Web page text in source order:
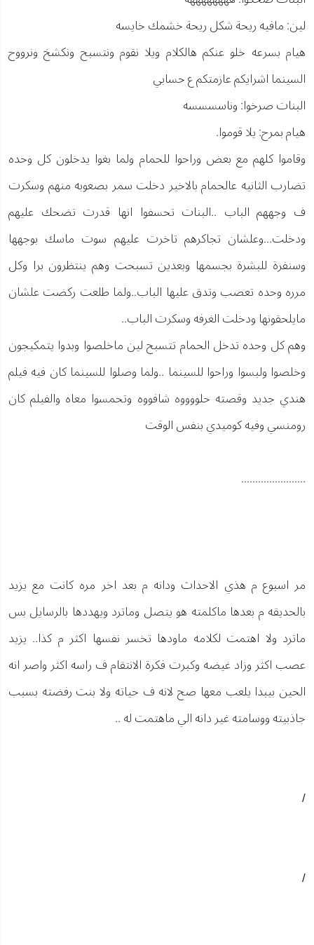
لين: مافيه ريحة شكل ريحة خشمك خايسه
هيام بسرعه خلو عنكم هالكلام ويلا نقوم ونتسبح ونكشخ ونرووح
السينما اشرايكم عازمتكم ع حسابي
البنات صرخوا: وناسسسسه
هيام بمرح: يلا قوموا.
وقاموا كلهم مع بعض وراحوا للحمام ولما بغوا يدخلون كل وحده
تضارب الثانيه عالحمام بالاخير دخلت سمر بصعوبه منهم وسكرت
ف وجههم الباب ..البنات تحسفوا انها قدرت تضحك عليهم
ودخلت...وعلشان تجاكرهم تاخرت عليهم سوت ماسك بوجهها
وسنفرة للبشرة بجسمها وبعدين تسبحت وهم ينتظرون برا وكل
مرره وحده تعصب وتدق عليها الباب..ولما طلعت ركضت علشان
مايلحقونها ودخلت الغرفه وسكرت الباب..
وهم كل وحده تدخل الحمام تتسبح لين ماخلصوا وبدوا يتمكيجون
وخلصوا ولبسوا وراحوا للسينما ..ولما وصلوا للسينما كان فيه فيلم
هندي جديد وقصته حلووووه شافووه وتحمسوا معاه والفيلم كان
رومنسي وفيه كوميدي بنفس الوقت
.......................
مر اسبوع م هذي الاحداث ودانه م بعد اخر مره كانت مع يزيد
بالحديقه م بعدها ماكلمته هو يتصل وماترد ويهددها بالرسايل بس
ماترد ولا اهتمت لكلامه ماودها تخسر نفسها اكثر م كذا.. يزيد
عصب اكثر وزاد غيضه وكبرت فكرة الانتقام ف راسه اكثر واصر انه
الحين بيبدا يلعب معها صح لانه ف حياته ولا بنت رفضته بسبب
جاذبيته ووسامته غير دانه الي ماهتمت له ..
/
/